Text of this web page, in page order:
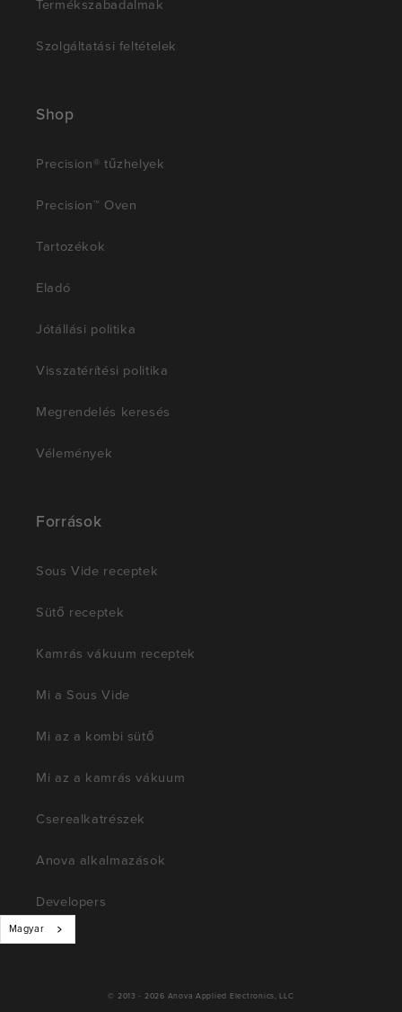
Termékszabadalmak
Szolgáltatási feltételek
Shop
Precision® tűzhelyek
Precision™ Oven
Tartozékok
Eladó
Jótállási politika
Visszatérítési politika
Megrendelés keresés
Vélemények
Források
Sous Vide receptek
Sütő receptek
Kamrás vákuum receptek
Mi a Sous Vide
Mi az a kombi sütő
Mi az a kamrás vákuum
Cserealkatrészek
Anova alkalmazások
Developers
© 2013 - 2026 Anova Applied Electronics, LLC
Magyar